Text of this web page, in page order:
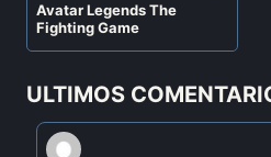
Avatar Legends The
Fighting Game
ULTIMOS